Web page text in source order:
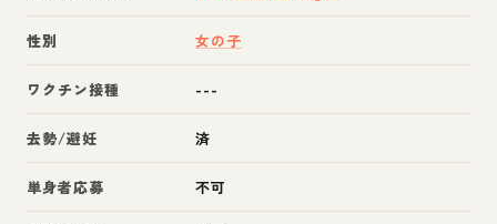
性別 女の子
ワクチン接種 ---
去勢/避妊 済
単身者応募 不可